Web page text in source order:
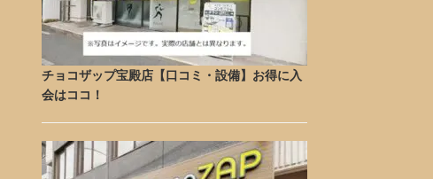
チョコザップ宝殿店【口コミ・設備】お得に入
会はココ！